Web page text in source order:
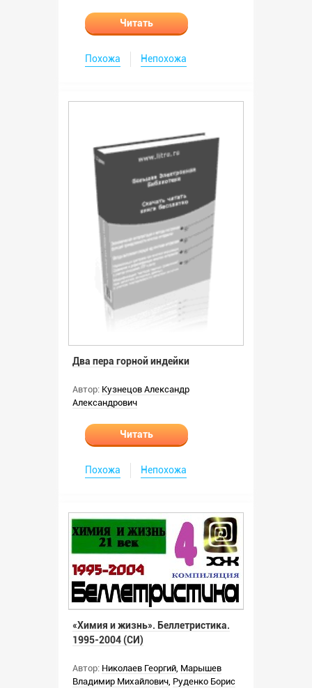
Читать
Похожа Непохожа
Два пера горной индейки
Автор: Кузнецов Александр
Александрович
Читать
Похожа Непохожа
«Химия и жизнь». Беллетристика.
1995-2004 (СИ)
Автор: Николаев Георгий Марышев
Владимир Михайлович Руденко Борис